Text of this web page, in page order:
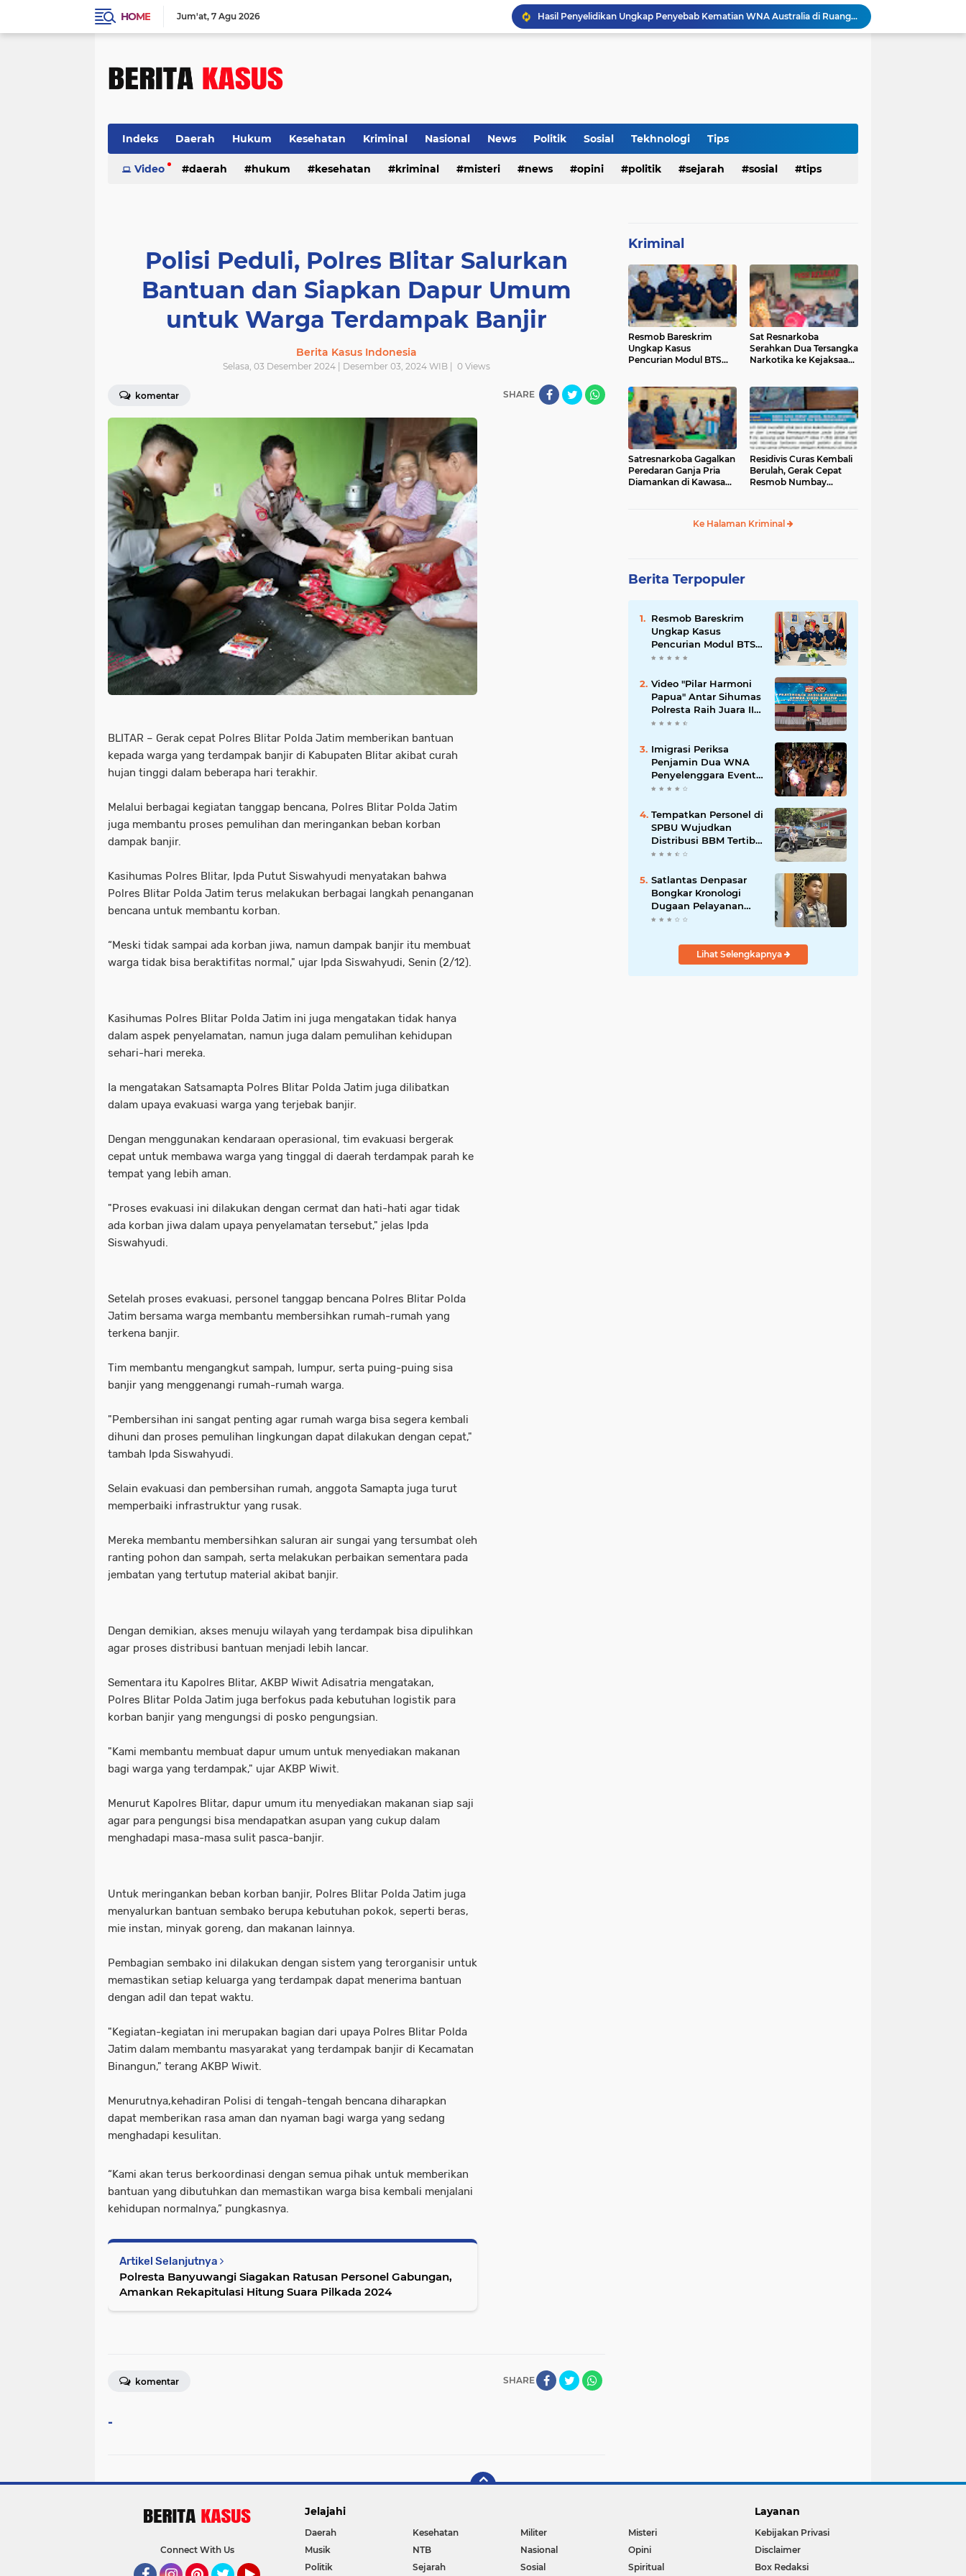
HOME Jum'at 7 Agu 2026
Penemuan Jenazah Perempuan di Kos Denpasar Gegerkan Warga, Polisi Lakukan Penyelidikan dan Autopsi
Satlantas Denpasar Bongkar Kronologi Dugaan Pelayanan SIM di Luar Prosedur
Polres Pasuruan Bongkar Jaringan Peredaran Narkoba Amankan Tiga Orang Tersangka
Indeks Daerah Hukum Kesehatan Kriminal Nasional News Politik Sosial Tekhnologi Tips
Video daerah hukum kesehatan kriminal misteri news opini politik sejarah sosial tips
Polisi Peduli, Polres Blitar Salurkan
Bantuan dan Siapkan Dapur Umum
untuk Warga Terdampak Banjir
Berita Kasus Indonesia
Selasa, 03 Desember 2024 | Desember 03, 2024 WIB | 0 Views
komentar SHARE
BLITAR – Gerak cepat Polres Blitar Polda Jatim memberikan bantuan
kepada warga yang terdampak banjir di Kabupaten Blitar akibat curah
hujan tinggi dalam beberapa hari terakhir.
Melalui berbagai kegiatan tanggap bencana, Polres Blitar Polda Jatim
juga membantu proses pemulihan dan meringankan beban korban
dampak banjir.
Kasihumas Polres Blitar, Ipda Putut Siswahyudi menyatakan bahwa
Polres Blitar Polda Jatim terus melakukan berbagai langkah penanganan
bencana untuk membantu korban.
“Meski tidak sampai ada korban jiwa, namun dampak banjir itu membuat
warga tidak bisa beraktifitas normal," ujar Ipda Siswahyudi, Senin (2/12).
Kasihumas Polres Blitar Polda Jatim ini juga mengatakan tidak hanya
dalam aspek penyelamatan, namun juga dalam pemulihan kehidupan
sehari-hari mereka.
Ia mengatakan Satsamapta Polres Blitar Polda Jatim juga dilibatkan
dalam upaya evakuasi warga yang terjebak banjir.
Dengan menggunakan kendaraan operasional, tim evakuasi bergerak
cepat untuk membawa warga yang tinggal di daerah terdampak parah ke
tempat yang lebih aman.
"Proses evakuasi ini dilakukan dengan cermat dan hati-hati agar tidak
ada korban jiwa dalam upaya penyelamatan tersebut," jelas Ipda
Siswahyudi.
Setelah proses evakuasi, personel tanggap bencana Polres Blitar Polda
Jatim bersama warga membantu membersihkan rumah-rumah yang
terkena banjir.
Tim membantu mengangkut sampah, lumpur, serta puing-puing sisa
banjir yang menggenangi rumah-rumah warga.
"Pembersihan ini sangat penting agar rumah warga bisa segera kembali
dihuni dan proses pemulihan lingkungan dapat dilakukan dengan cepat,"
tambah Ipda Siswahyudi.
Selain evakuasi dan pembersihan rumah, anggota Samapta juga turut
memperbaiki infrastruktur yang rusak.
Mereka membantu membersihkan saluran air sungai yang tersumbat oleh
ranting pohon dan sampah, serta melakukan perbaikan sementara pada
jembatan yang tertutup material akibat banjir.
Dengan demikian, akses menuju wilayah yang terdampak bisa dipulihkan
agar proses distribusi bantuan menjadi lebih lancar.
Sementara itu Kapolres Blitar, AKBP Wiwit Adisatria mengatakan,
Polres Blitar Polda Jatim juga berfokus pada kebutuhan logistik para
korban banjir yang mengungsi di posko pengungsian.
"Kami membantu membuat dapur umum untuk menyediakan makanan
bagi warga yang terdampak," ujar AKBP Wiwit.
Menurut Kapolres Blitar, dapur umum itu menyediakan makanan siap saji
agar para pengungsi bisa mendapatkan asupan yang cukup dalam
menghadapi masa-masa sulit pasca-banjir.
Untuk meringankan beban korban banjir, Polres Blitar Polda Jatim juga
menyalurkan bantuan sembako berupa kebutuhan pokok, seperti beras,
mie instan, minyak goreng, dan makanan lainnya.
Pembagian sembako ini dilakukan dengan sistem yang terorganisir untuk
memastikan setiap keluarga yang terdampak dapat menerima bantuan
dengan adil dan tepat waktu.
"Kegiatan-kegiatan ini merupakan bagian dari upaya Polres Blitar Polda
Jatim dalam membantu masyarakat yang terdampak banjir di Kecamatan
Binangun," terang AKBP Wiwit.
Menurutnya,kehadiran Polisi di tengah-tengah bencana diharapkan
dapat memberikan rasa aman dan nyaman bagi warga yang sedang
menghadapi kesulitan.
“Kami akan terus berkoordinasi dengan semua pihak untuk memberikan
bantuan yang dibutuhkan dan memastikan warga bisa kembali menjalani
kehidupan normalnya,” pungkasnya.
Artikel Selanjutnya
Polresta Banyuwangi Siagakan Ratusan Personel Gabungan,
Amankan Rekapitulasi Hitung Suara Pilkada 2024
SHARE
komentar
-
Kriminal
Resmob Bareskrim
Ungkap Kasus
Pencurian Modul BTS
Sat Resnarkoba
Serahkan Dua Tersangka
Narkotika ke Kejaksaan
‎Satresnarkoba Gagalkan
Peredaran Ganja Pria
Diamankan di Kawasan
‎Residivis Curas Kembali
Berulah, Gerak Cepat
Resmob Numbay
Ke Halaman Kriminal
Berita Terpopuler
Resmob Bareskrim
Ungkap Kasus
Pencurian Modul BTS
Senilai Rp.60 Miliar,
Video "Pilar Harmoni
Papua" Antar Sihumas
Polresta Raih Juara II
Lomba Video Kreatif
80
Imigrasi Periksa
Penjamin Dua WNA
Penyelenggara Event
Bali Silent Disco
‎Tempatkan Personel di
SPBU Wujudkan
Distribusi BBM Tertib
Hadirkan Kenyamanan
Satlantas Denpasar
Bongkar Kronologi
Dugaan Pelayanan
SIM di Luar Prosedur
Lihat Selengkapnya
Connect With Us
Jelajahi
Daerah Kesehatan Militer
Misteri
Musik
NTB Nasional
Opini
Politik
Sejarah Sosial Spiritual
Layanan
Kebijakan Privasi
Disclaimer
Box Redaksi